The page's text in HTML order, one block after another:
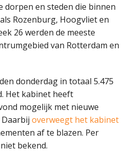
dorpen en steden die binnen
Rozenburg, Hoogvliet en
26 werden de meeste
van Rotterdam en
donderdag in totaal 5.475
Het kabinet heeft
mogelijk met nieuwe
overweegt het kabinet
af te blazen. Per
bekend.